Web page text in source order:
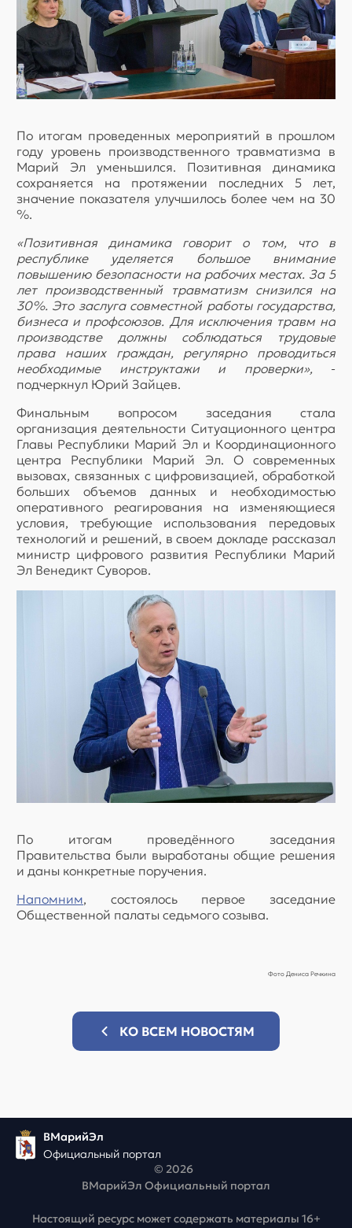
По итогам проведенных мероприятий в прошлом
году уровень производственного травматизма в
Марий Эл уменьшился. Позитивная динамика
сохраняется на протяжении последних 5 лет,
значение показателя улучшилось более чем на 30
%.
«Позитивная динамика говорит о том, что в
республике уделяется большое внимание
повышению безопасности на рабочих местах. За 5
лет производственный травматизм снизился на
30%. Это заслуга совместной работы государства,
бизнеса и профсоюзов. Для исключения травм на
производстве должны соблюдаться трудовые
права наших граждан, регулярно проводиться
необходимые инструктажи и проверки», -
подчеркнул Юрий Зайцев.
Финальным вопросом заседания стала
организация деятельности Ситуационного центра
Главы Республики Марий Эл и Координационного
центра Республики Марий Эл. О современных
вызовах, связанных с цифровизацией, обработкой
больших объемов данных и необходимостью
оперативного реагирования на изменяющиеся
условия, требующие использования передовых
технологий и решений, в своем докладе рассказал
министр цифрового развития Республики Марий
Эл Венедикт Суворов.
По итогам проведённого заседания
Правительства были выработаны общие решения
и даны конкретные поручения.
Напомним, состоялось первое заседание
Общественной палаты седьмого созыва.
Фото Дениса Речкина
КО ВСЕМ НОВОСТЯМ
ВМарийЭл
Официальный портал
© 2026
ВМарийЭл Официальный портал
Настоящий ресурс может содержать материалы 16+